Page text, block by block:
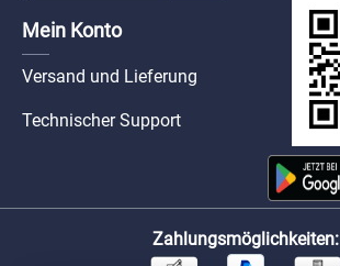
Mein Konto
Versand und Lieferung
Technischer Support
Zahlungsmöglichkeiten: